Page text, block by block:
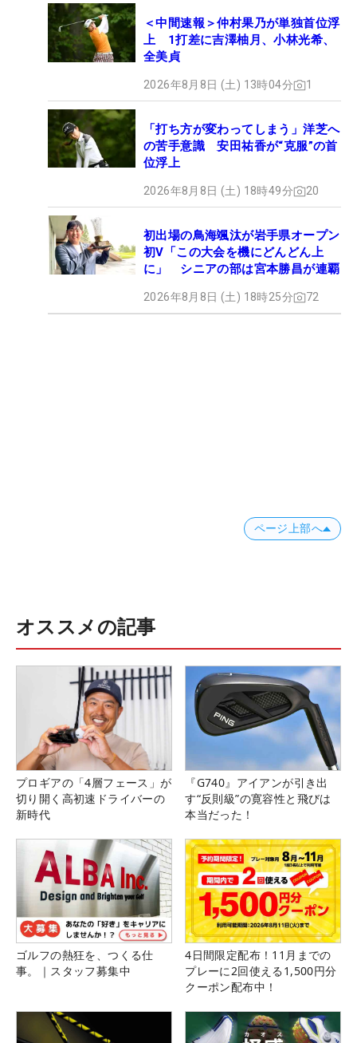
＜中間速報＞仲村果乃が単独首位浮
上 1打差に吉澤柚月、小林光希、
全美貞
2026年8月8日 (土) 13時04分 1
「打ち方が変わってしまう」洋芝へ
の苦手意識 安田祐香が“克服”の首
位浮上
2026年8月8日 (土) 18時49分 20
初出場の鳥海颯汰が岩手県オープン
初V「この大会を機にどんどん上
に」 シニアの部は宮本勝昌が連覇
2026年8月8日 (土) 18時25分 72
ページ上部へ
オススメの記事
プロギアの「4層フェース」が
切り開く高初速ドライバーの
新時代
『G740』アイアンが引き出
す“反則級”の寛容性と飛びは
本当だった！
ゴルフの熱狂を、つくる仕
事。｜スタッフ募集中
4日間限定配布！11月までの
プレーに2回使える1,500円分
クーポン配布中！